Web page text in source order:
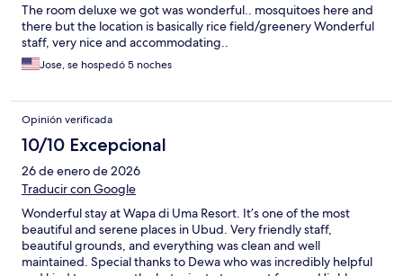
The room deluxe we got was wonderful.. mosquitoes here and
there but the location is basically rice field/greenery Wonderful
staff, very nice and accommodating..
Jose, se hospedó 5 noches
Opinión verificada
10/10 Excepcional
26 de enero de 2026
Traducir con Google
Wonderful stay at Wapa di Uma Resort. It’s one of the most
beautiful and serene places in Ubud. Very friendly staff,
beautiful grounds, and everything was clean and well
maintained. Special thanks to Dewa who was incredibly helpful